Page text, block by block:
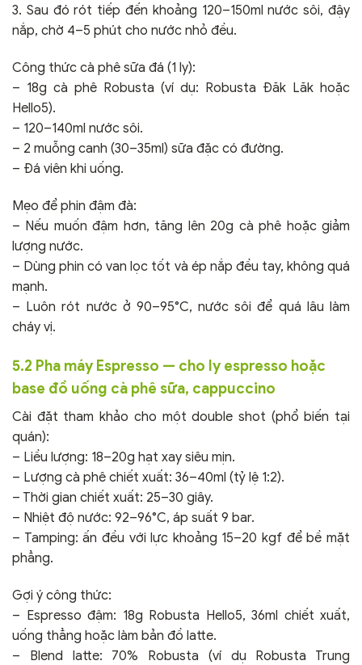
3. Sau đó rót tiếp đến khoảng 120–150ml nước sôi, đậy
nắp, chờ 4–5 phút cho nước nhỏ đều.
Công thức cà phê sữa đá (1 ly):
– 18g cà phê Robusta (ví dụ: Robusta Đăk Lăk hoặc
Hello5).
– 120–140ml nước sôi.
– 2 muỗng canh (30–35ml) sữa đặc có đường.
– Đá viên khi uống.
Mẹo để phin đậm đà:
– Nếu muốn đậm hơn, tăng lên 20g cà phê hoặc giảm
lượng nước.
– Dùng phin có van lọc tốt và ép nắp đều tay, không quá
mạnh.
– Luôn rót nước ở 90–95°C, nước sôi để quá lâu làm
cháy vị.
5.2 Pha máy Espresso — cho ly espresso hoặc
base đồ uống cà phê sữa, cappuccino
Cài đặt tham khảo cho một double shot (phổ biến tại
quán):
– Liều lượng: 18–20g hạt xay siêu mịn.
– Lượng cà phê chiết xuất: 36–40ml (tỷ lệ 1:2).
– Thời gian chiết xuất: 25–30 giây.
– Nhiệt độ nước: 92–96°C, áp suất 9 bar.
– Tamping: ấn đều với lực khoảng 15–20 kgf để bề mặt
phẳng.
Gợi ý công thức:
– Espresso đậm: 18g Robusta Hello5, 36ml chiết xuất,
uống thẳng hoặc làm bản đồ latte.
– Blend latte: 70% Robusta (ví dụ Robusta Trung